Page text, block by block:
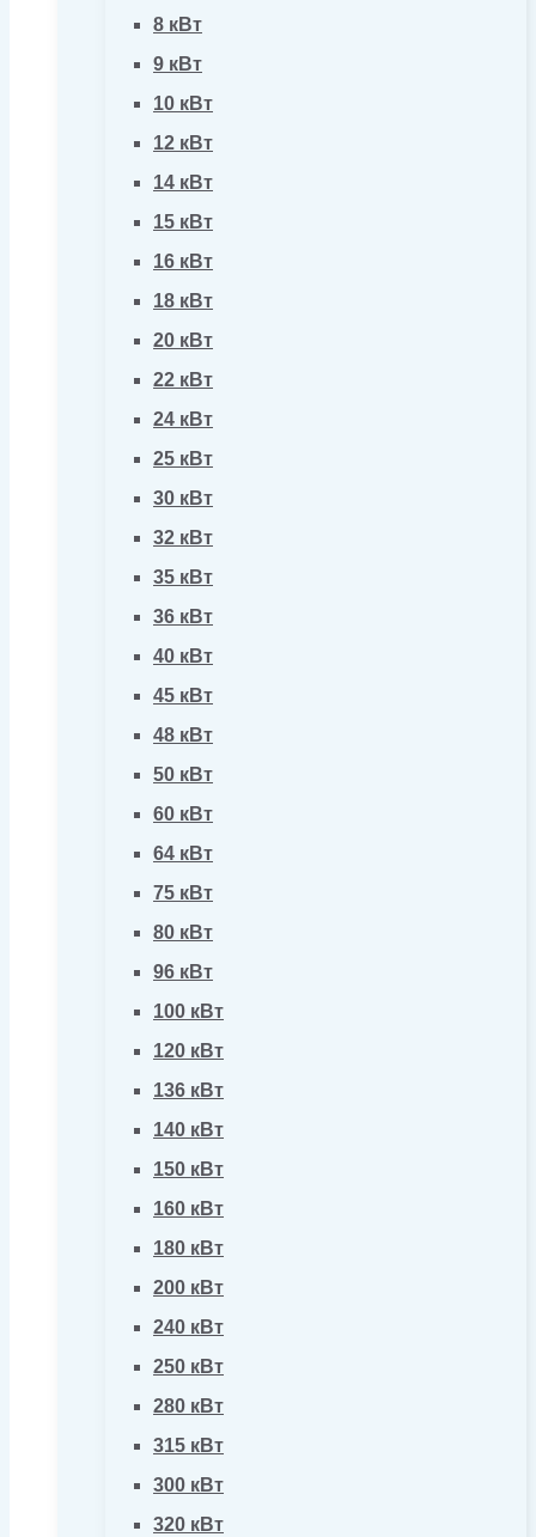
8 кВт
9 кВт
10 кВт
12 кВт
14 кВт
15 кВт
16 кВт
18 кВт
20 кВт
22 кВт
24 кВт
25 кВт
30 кВт
32 кВт
35 кВт
36 кВт
40 кВт
45 кВт
48 кВт
50 кВт
60 кВт
64 кВт
75 кВт
80 кВт
96 кВт
100 кВт
120 кВт
136 кВт
140 кВт
150 кВт
160 кВт
180 кВт
200 кВт
240 кВт
250 кВт
280 кВт
315 кВт
300 кВт
320 кВт